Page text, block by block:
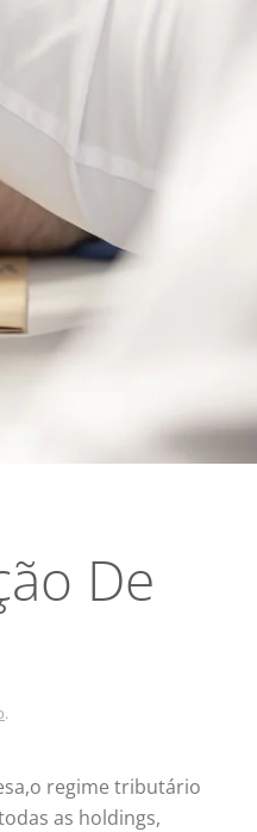
De
.
regime tributário
as holdings,